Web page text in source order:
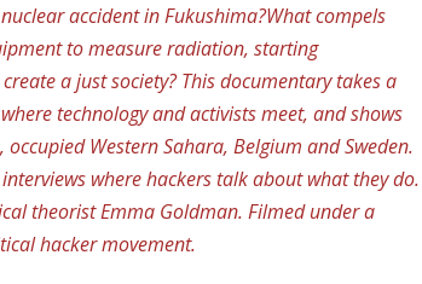
accident in Fukushima?What compels
to measure radiation, starting
a just society? This documentary takes a
technology and activists meet, and shows
Western Sahara, Belgium and Sweden.
where hackers talk about what they do.
theorist Emma Goldman. Filmed under a
hacker movement.